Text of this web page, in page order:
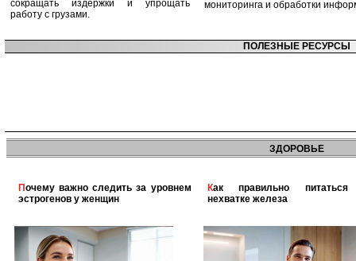
сокращать издержки и упрощать
работу с грузами.
мониторинга и обработки
ПОЛЕЗНЫЕ РЕСУРСЫ
ЗДОРОВЬЕ
Почему важно следить за уровнем
эстрогенов у женщин
Как правильно питаться при
нехватке железа